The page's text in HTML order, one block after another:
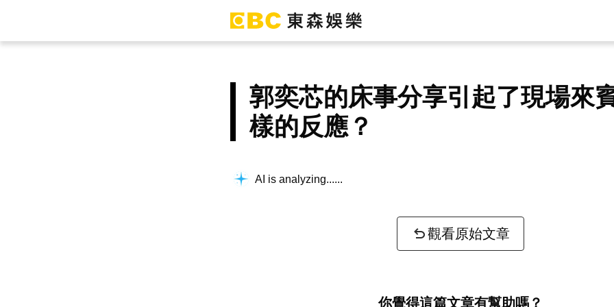
郭奕芯的床事分享引起了現場來
樣的反應？
AI is analyzing...
觀看原始文章
你覺得這篇文章有幫助嗎？